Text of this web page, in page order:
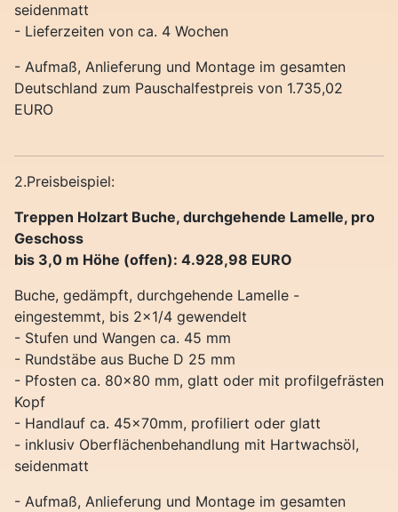
seidenmatt
- Lieferzeiten von ca. 4 Wochen
- Aufmaß, Anlieferung und Montage im gesamten
Deutschland zum Pauschalfestpreis von 1.735,02
EURO
2.Preisbeispiel:
Treppen Holzart Buche, durchgehende Lamelle, pro
Geschoss
bis 3,0 m Höhe (offen): 4.928,98 EURO
Buche, gedämpft, durchgehende Lamelle -
eingestemmt, bis 2x1/4 gewendelt
- Stufen und Wangen ca. 45 mm
- Rundstäbe aus Buche D 25 mm
- Pfosten ca. 80x80 mm, glatt oder mit profilgefrästen
Kopf
- Handlauf ca. 45x70mm, profiliert oder glatt
- inklusiv Oberflächenbehandlung mit Hartwachsöl,
seidenmatt
- Aufmaß, Anlieferung und Montage im gesamten